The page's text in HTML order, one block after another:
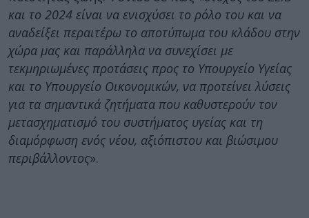
και το 2024 είναι να ενισχύσει το ρόλο του και να
αναδείξει περαιτέρω το αποτύπωμα του κλάδου στην
χώρα μας και παράλληλα να συνεχίσει με
τεκμηριωμένες προτάσεις προς το Υπουργείο Υγείας
και το Υπουργείο Οικονομικών, να προτείνει λύσεις
για τα σημαντικά ζητήματα που καθυστερούν τον
μετασχηματισμό του συστήματος υγείας και τη
διαμόρφωση ενός νέου, αξιόπιστου και βιώσιμου
περιβάλλοντος».